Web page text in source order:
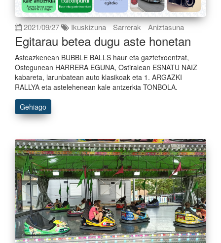
2021/09/27 Ikuskizuna Sarrerak Aniztasuna
Egitarau betea dugu aste honetan
Asteazkenean BUBBLE BALLS haur eta gaztetxoentzat,
Ostegunean HARRERA EGUNA, Ostiralean ESNATU NAIZ
kabareta, larunbatean auto klasikoak eta 1. ARGAZKI
RALLYA eta astelehenean kale antzerkia TONBOLA.
Gehiago